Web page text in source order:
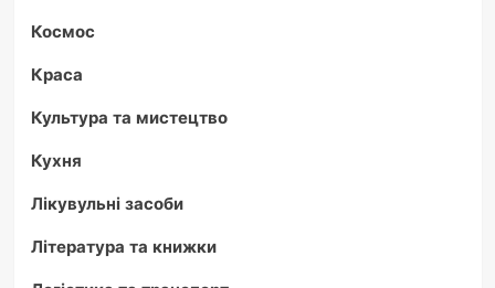
Космос
Краса
Культура та мистецтво
Кухня
Лікувульні засоби
Література та книжки